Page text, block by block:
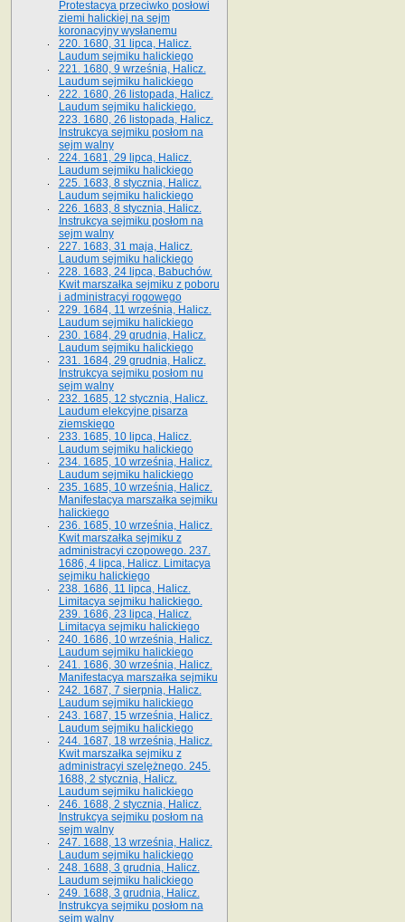
Protestacya przeciwko posłowi
ziemi halickiej na sejm
koronacyjny wysłanemu
220. 1680, 31 lipca, Halicz.
Laudum sejmiku halickiego
221. 1680, 9 września, Halicz.
Laudum sejmiku halickiego
222. 1680, 26 listopada, Halicz.
Laudum sejmiku halickiego.
223. 1680, 26 listopada, Halicz.
Instrukcya sejmiku posłom na
sejm walny
224. 1681, 29 lipca, Halicz.
Laudum sejmiku halickiego
225. 1683, 8 stycznia, Halicz.
Laudum sejmiku halickiego
226. 1683, 8 stycznia, Halicz.
Instrukcya sejmiku posłom na
sejm walny
227. 1683, 31 maja, Halicz.
Laudum sejmiku halickiego
228. 1683, 24 lipca, Babuchów.
Kwit marszałka sejmiku z poboru
i administracyi rogowego
229. 1684, 11 września, Halicz.
Laudum sejmiku halickiego
230. 1684, 29 grudnia, Halicz.
Laudum sejmiku halickiego
231. 1684, 29 grudnia, Halicz.
Instrukcya sejmiku posłom nu
sejm walny
232. 1685, 12 stycznia, Halicz.
Laudum elekcyjne pisarza
ziemskiego
233. 1685, 10 lipca, Halicz.
Laudum sejmiku halickiego
234. 1685, 10 września, Halicz.
Laudum sejmiku halickiego
235. 1685, 10 września, Halicz.
Manifestacya marszałka sejmiku
halickiego
236. 1685, 10 września, Halicz.
Kwit marszałka sejmiku z
administracyi czopowego. 237.
1686, 4 lipca, Halicz. Limitacya
sejmiku halickiego
238. 1686, 11 lipca, Halicz.
Limitacya sejmiku halickiego.
239. 1686, 23 lipca, Halicz.
Limitacya sejmiku halickiego
240. 1686, 10 września, Halicz.
Laudum sejmiku halickiego
241. 1686, 30 września, Halicz.
Manifestacya marszałka sejmiku
242. 1687, 7 sierpnia, Halicz.
Laudum sejmiku halickiego
243. 1687, 15 września, Halicz.
Laudum sejmiku halickiego
244. 1687, 18 września, Halicz.
Kwit marszałka sejmiku z
administracyi szelężnego. 245.
1688, 2 stycznia, Halicz.
Laudum sejmiku halickiego
246. 1688, 2 stycznia, Halicz.
Instrukcya sejmiku posłom na
sejm walny
247. 1688, 13 września, Halicz.
Laudum sejmiku halickiego
248. 1688, 3 grudnia, Halicz.
Laudum sejmiku halickiego
249. 1688, 3 grudnia, Halicz.
Instrukcya sejmiku posłom na
sejm walny